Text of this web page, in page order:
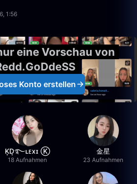
1:56
eine Vorschau von
Konto erstellen
K͙D͙࿐ʟᴇxɪ Ⓚ
18 Aufnahmen
金星
23 Aufnahmen